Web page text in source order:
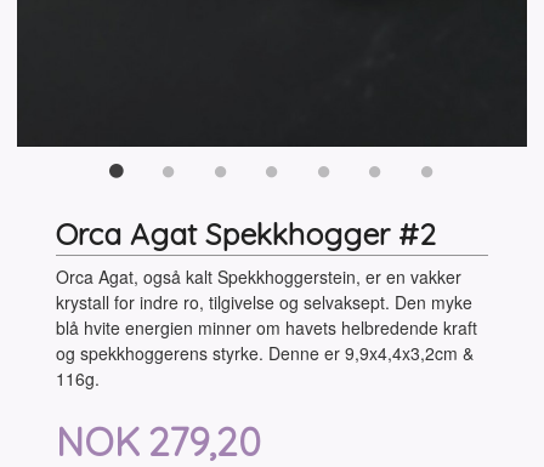
Orca Agat Spekkhogger #2
Orca Agat, også kalt Spekkhoggerstein, er en vakker
krystall for indre ro, tilgivelse og selvaksept. Den myke
blå hvite energien minner om havets helbredende kraft
og spekkhoggerens styrke. Denne er 9,9x4,4x3,2cm &
116g.
Tilbud
NOK 279,20